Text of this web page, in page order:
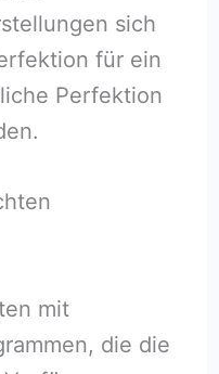
sich
für ein
Perfektion
mit
die die